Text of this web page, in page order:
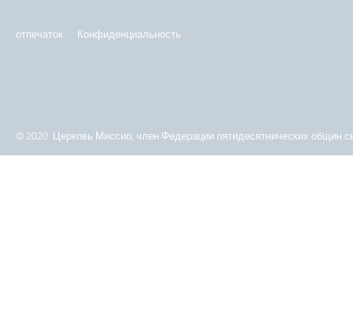
отпечаток Конфиденциальность
© 2020 Церковь Миссио, член Федерации пятидесятнических общин